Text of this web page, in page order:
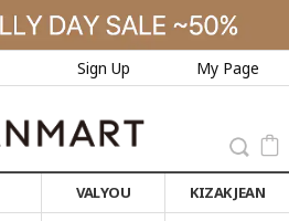
Sign Up My Page
VALYOU
KIZAK JEAN